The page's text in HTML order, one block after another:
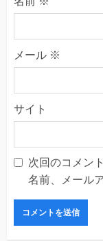
メール ※
サイト
次回のコメン
名前、メール